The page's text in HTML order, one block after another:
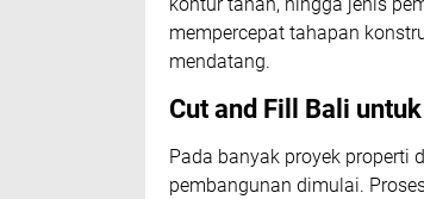
mempercepat tahapan
mendatang.
Cut and Fill Bali
Pada banyak proyek properti
pembangunan dimulai.